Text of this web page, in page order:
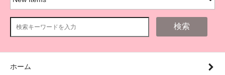
検索
ホーム